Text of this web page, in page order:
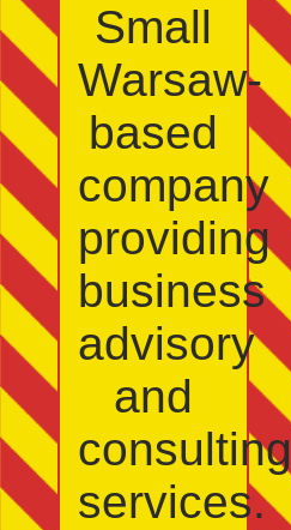
Small
Warsaw-
based
company
providing
business
advisory
and
consulting
services.